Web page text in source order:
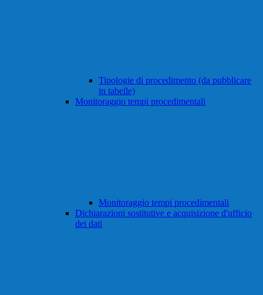
Tipologie di procedimento (da pubblicare
in tabelle)
Monitoraggio tempi procedimentali
Monitoraggio tempi procedimentali
Dichiarazioni sostitutive e acquisizione d'ufficio
dei dati